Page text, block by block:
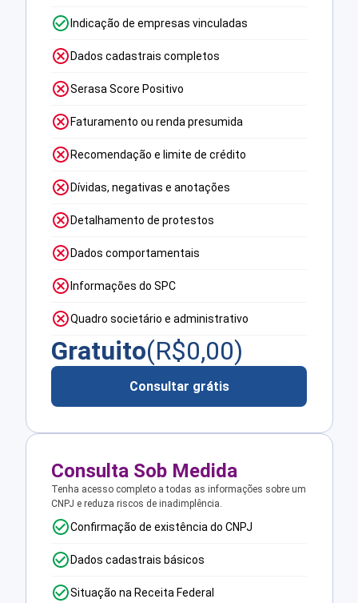
Indicação de empresas vinculadas
Dados cadastrais completos
Serasa Score Positivo
Faturamento ou renda presumida
Recomendação e limite de crédito
Dívidas, negativas e anotações
Detalhamento de protestos
Dados comportamentais
Informações do SPC
Quadro societário e administrativo
Gratuito(R$0,00)
Consultar grátis
Consulta Sob Medida
Tenha acesso completo a todas as informações sobre um
CNPJ e reduza riscos de inadimplência.
Confirmação de existência do CNPJ
Dados cadastrais básicos
Situação na Receita Federal